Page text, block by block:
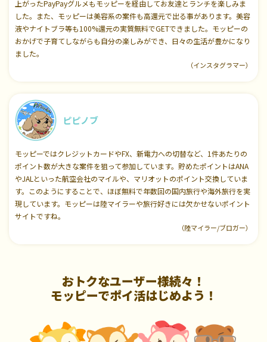
上がったPayPayグルメもモッピーを経由してお友達とランチを楽しみま
した。また、モッピーは美容系の案件も高還元で出る事があります。美容
液やナイトブラ等も100%還元の実質無料でGETできました。モッピーの
おかげで子育てしながらも自分の楽しみができ、日々の生活が豊かになり
ました。
（インスタグラマー）
ピピノブ
モッピーではクレジットカードやFX、新電力への切替など、1件あたりの
ポイント数が大きな案件を狙って参加しています。貯めたポイントはANA
やJALといった航空会社のマイルや、マリオットのポイント交換していま
す。このようにすることで、ほぼ無料で年数回の国内旅行や海外旅行を実
現しています。モッピーは陸マイラーや旅行好きには欠かせないポイント
サイトですね。
（陸マイラー/ブロガー）
おトクなユーザー様続々！
モッピーでポイ活はじめよう！